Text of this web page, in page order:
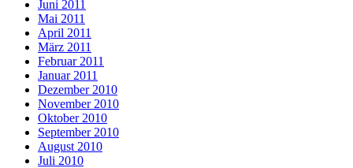
Juni 2011
Mai 2011
April 2011
März 2011
Februar 2011
Januar 2011
Dezember 2010
November 2010
Oktober 2010
September 2010
August 2010
Juli 2010